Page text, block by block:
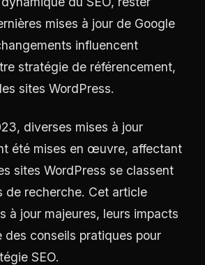
mises à jour de Google
influencent
stratégie de référencement,
sites WordPress.
diverses mises à jour
été mises en œuvre, affectant
sites WordPress se classent
de recherche. Cet article
à jour majeures, leurs impacts
des conseils pratiques pour
SEO.